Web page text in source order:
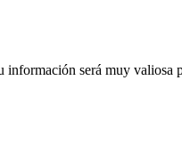
información será muy valiosa